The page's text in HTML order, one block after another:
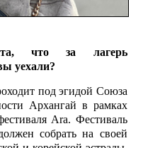
что за лагерь
уехали?
под эгидой Союза
Архангай в рамках
Ara. Фестиваль
собрать на своей